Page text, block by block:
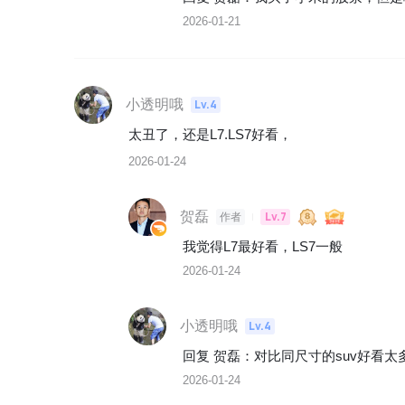
2026-01-21
小透明哦
Lv.4
太丑了，还是L7.LS7好看，
2026-01-24
贺磊 作者
Lv.7
我觉得L7最好看，LS7一般
2026-01-24
小透明哦
Lv.4
回复 贺磊 ： 对比同尺寸的suv好看太
2026-01-24